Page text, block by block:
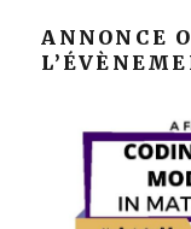
ANNONCE